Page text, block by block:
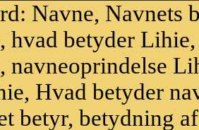
Navne, Navnets
hvad betyder
navneoprindelse
Hvad betyder
betyr, betydning